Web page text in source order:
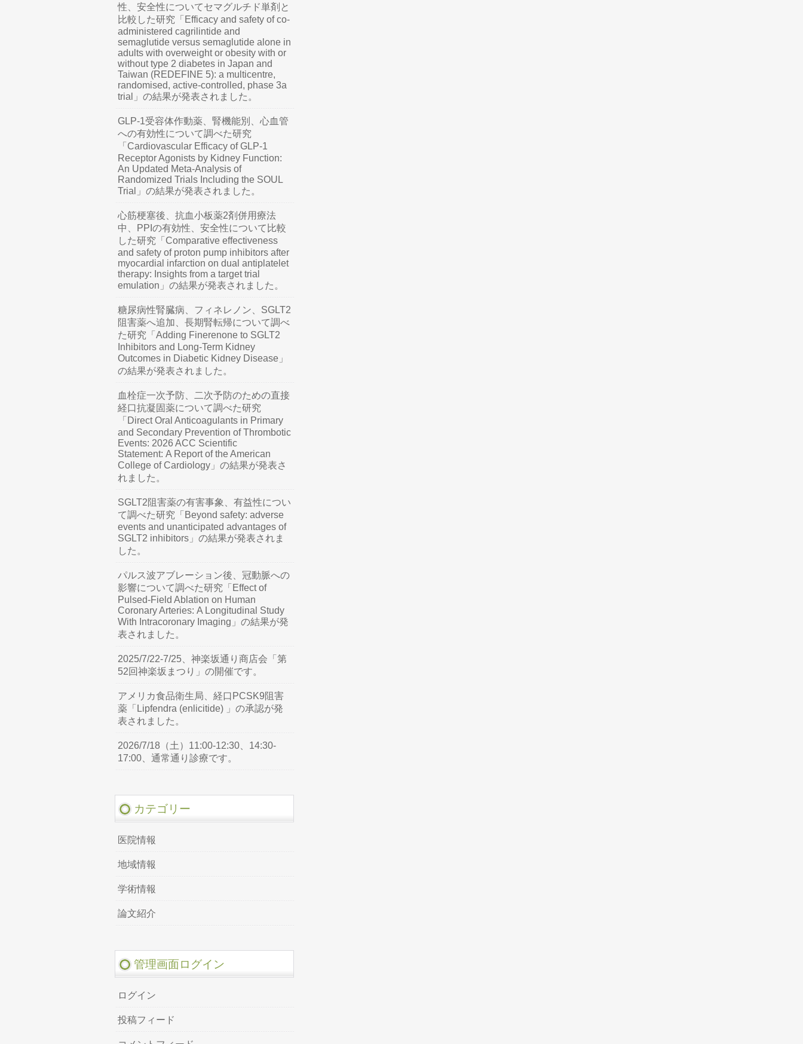
性、安全性についてセマグルチド単剤と
比較した研究「Efficacy and safety of co-
administered cagrilintide and
semaglutide versus semaglutide alone in
adults with overweight or obesity with or
without type 2 diabetes in Japan and
Taiwan (REDEFINE 5): a multicentre,
randomised, active-controlled, phase 3a
trial」の結果が発表されました。
GLP-1受容体作動薬、腎機能別、心血管
への有効性について調べた研究
「Cardiovascular Efficacy of GLP-1
Receptor Agonists by Kidney Function:
An Updated Meta-Analysis of
Randomized Trials Including the SOUL
Trial」の結果が発表されました。
心筋梗塞後、抗血小板薬2剤併用療法
中、PPIの有効性、安全性について比較
した研究「Comparative effectiveness
and safety of proton pump inhibitors after
myocardial infarction on dual antiplatelet
therapy: Insights from a target trial
emulation」の結果が発表されました。
糖尿病性腎臓病、フィネレノン、SGLT2
阻害薬へ追加、長期腎転帰について調べ
た研究「Adding Finerenone to SGLT2
Inhibitors and Long-Term Kidney
Outcomes in Diabetic Kidney Disease」
の結果が発表されました。
血栓症一次予防、二次予防のための直接
経口抗凝固薬について調べた研究
「Direct Oral Anticoagulants in Primary
and Secondary Prevention of Thrombotic
Events: 2026 ACC Scientific
Statement: A Report of the American
College of Cardiology」の結果が発表さ
れました。
SGLT2阻害薬の有害事象、有益性につい
て調べた研究「Beyond safety: adverse
events and unanticipated advantages of
SGLT2 inhibitors」の結果が発表されま
した。
パルス波アブレーション後、冠動脈への
影響について調べた研究「Effect of
Pulsed-Field Ablation on Human
Coronary Arteries: A Longitudinal Study
With Intracoronary Imaging」の結果が発
表されました。
2025/7/22-7/25、神楽坂通り商店会「第
52回神楽坂まつり」の開催です。
アメリカ食品衛生局、経口PCSK9阻害
薬「Lipfendra (enlicitide) 」の承認が発
表されました。
2026/7/18（土）11:00-12:30、14:30-
17:00、通常通り診療です。
カテゴリー
医院情報
地域情報
学術情報
論文紹介
管理画面ログイン
ログイン
投稿フィード